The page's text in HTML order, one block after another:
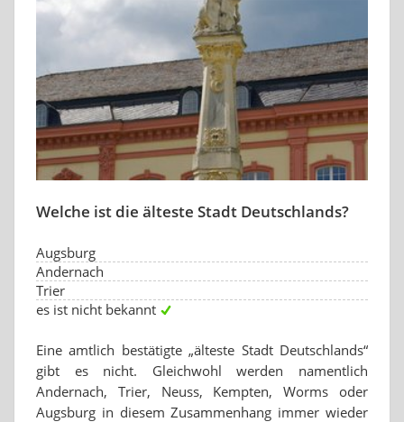
Welche ist die älteste Stadt Deutschlands?
Augsburg
Andernach
Trier
es ist nicht bekannt
Eine amtlich bestätigte „älteste Stadt Deutschlands“
gibt es nicht. Gleichwohl werden namentlich
Andernach, Trier, Neuss, Kempten, Worms oder
Augsburg in diesem Zusammenhang immer wieder